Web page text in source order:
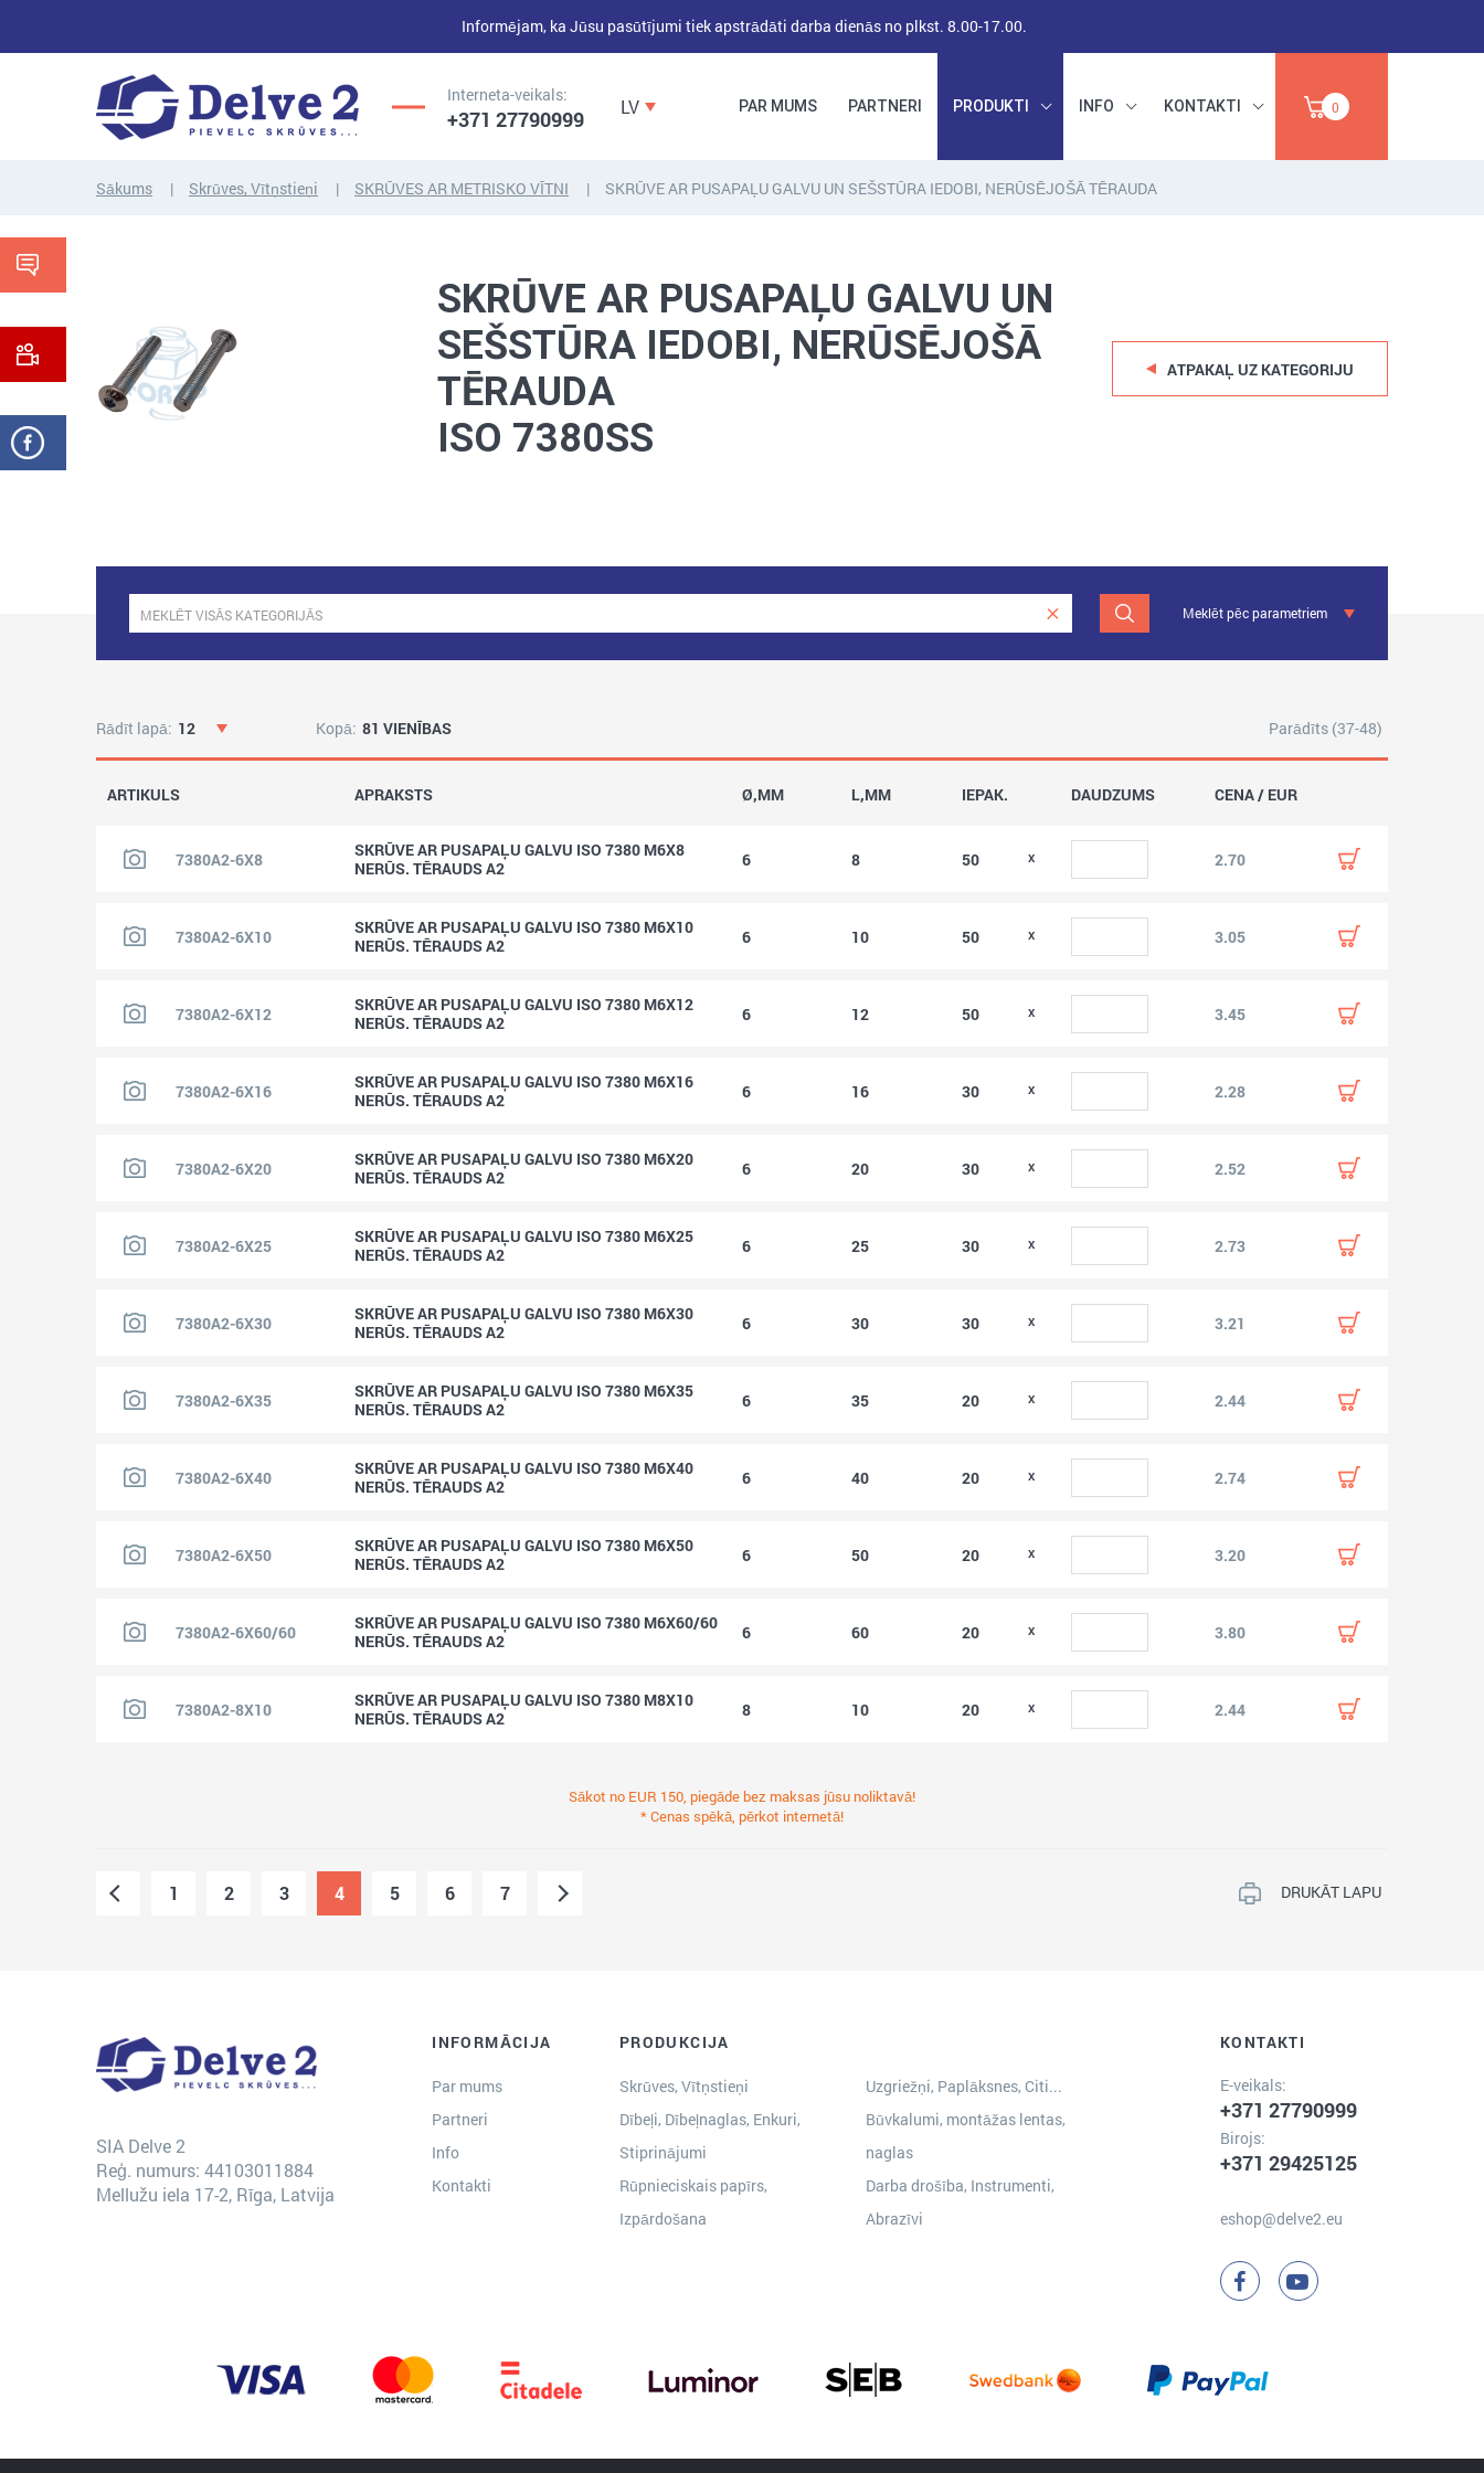
Informējam, ka Jūsu pasūtījumi tiek apstrādāti darba dienās no plkst. 8.00-17.00.
Interneta-veikals:
+371 27790999 LV PAR MUMS PARTNERI PRODUKTI
ENKURI,
STIPRINĀJUMI
MONTĀŽAS
LENTAS, NAGLAS
PAPĪRS,
IZPĀRDOŠANA
INFO KONTAKTI 0
Sākums Skrūves, Vītņstieņi SKRŪVES AR METRISKO VĪTNI SKRŪVE AR PUSAPAĻU GALVU UN SEŠSTŪRA IEDOBI, NERŪSĒJOŠĀ TĒRAUDA
SKRŪVE AR PUSAPAĻU GALVU UN
SEŠSTŪRA IEDOBI, NERŪSĒJOŠĀ
TĒRAUDA
ISO 7380SS
ATPAKAĻ UZ KATEGORIJU
Meklēt pēc parametriem
Rādīt lapā: 12 Kopā: 81 VIENĪBAS Parādīts (37-48)
ARTIKULS APRAKSTS Ø,MM L,MM IEPAK. DAUDZUMS CENA / EUR
7380A2-6X8
SKRŪVE AR PUSAPAĻU GALVU ISO 7380 M6X8
NERŪS. TĒRAUDS A2
6 8 50 2.70
7380A2-6X10
SKRŪVE AR PUSAPAĻU GALVU ISO 7380 M6X10
NERŪS. TĒRAUDS A2
6 10 50 3.05
7380A2-6X12
SKRŪVE AR PUSAPAĻU GALVU ISO 7380 M6X12
NERŪS. TĒRAUDS A2
6 12 50 3.45
7380A2-6X16
SKRŪVE AR PUSAPAĻU GALVU ISO 7380 M6X16
NERŪS. TĒRAUDS A2
6 16 30 2.28
7380A2-6X20
SKRŪVE AR PUSAPAĻU GALVU ISO 7380 M6X20
NERŪS. TĒRAUDS A2
6 20 30 2.52
7380A2-6X25
SKRŪVE AR PUSAPAĻU GALVU ISO 7380 M6X25
NERŪS. TĒRAUDS A2
6 25 30 2.73
7380A2-6X30
SKRŪVE AR PUSAPAĻU GALVU ISO 7380 M6X30
NERŪS. TĒRAUDS A2
6 30 30 3.21
7380A2-6X35
SKRŪVE AR PUSAPAĻU GALVU ISO 7380 M6X35
NERŪS. TĒRAUDS A2
6 35 20 2.44
7380A2-6X40
SKRŪVE AR PUSAPAĻU GALVU ISO 7380 M6X40
NERŪS. TĒRAUDS A2
6 40 20 2.74
7380A2-6X50
SKRŪVE AR PUSAPAĻU GALVU ISO 7380 M6X50
NERŪS. TĒRAUDS A2
6 50 20 3.20
7380A2-6X60/60
SKRŪVE AR PUSAPAĻU GALVU ISO 7380 M6X60/60
NERŪS. TĒRAUDS A2
6 60 20 3.80
7380A2-8X10
SKRŪVE AR PUSAPAĻU GALVU ISO 7380 M8X10
NERŪS. TĒRAUDS A2
8 10 20 2.44
Sākot no EUR 150, piegāde bez maksas jūsu noliktavā!
* Cenas spēkā, pērkot internetā!
1 2 3 4 5 6 7 DRUKĀT LAPU
SIA Delve 2
Reģ. numurs: 44103011884
Mellužu iela 17-2, Rīga, Latvija
INFORMĀCIJA
Par mums
Partneri
Info
Kontakti
PRODUKCIJA
Skrūves, Vītņstieņi
Uzgriežņi, Paplāksnes, Citi...
Dībeļi, Dībeļnaglas, Enkuri,
Stiprinājumi
Būvkalumi, montāžas lentas,
naglas
Rūpnieciskais papīrs,
Izpārdošana
Darba drošība, Instrumenti,
Abrazīvi
KONTAKTI
E-veikals:
+371 27790999
Birojs:
+371 29425125
eshop@delve2.eu